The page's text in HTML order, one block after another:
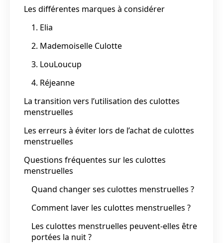
Les différentes marques à considérer
1. Elia
2. Mademoiselle Culotte
3. LouLoucup
4. Réjeanne
La transition vers l’utilisation des culottes
menstruelles
Les erreurs à éviter lors de l’achat de culottes
menstruelles
Questions fréquentes sur les culottes
menstruelles
Quand changer ses culottes menstruelles ?
Comment laver les culottes menstruelles ?
Les culottes menstruelles peuvent-elles être
portées la nuit ?